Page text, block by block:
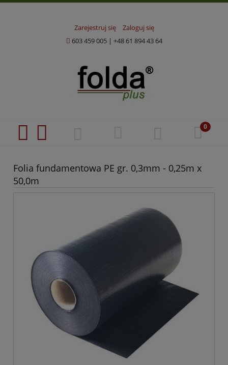
Zarejestruj się
Zaloguj się
603 459 005| +48 61 894 43 64
Folia fundamentowa PE gr. 0,3mm - 0,25m x
50,0m